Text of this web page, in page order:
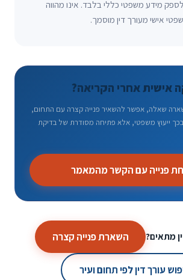
מידע משפטי כללי בלבד. אינו מהווה
אישי מעורך דין מוסמך.
אישית אחרי הקריאה?
שאלה, אפשר להשאיר פנייה קצרה עם התחום,
בכך ייעוץ משפטי, אלא פתיחה מסודרת של בדיקת
פנייה עם הקשר מהמאמר
מתאים? השארת פנייה קצרה
עורך דין לפי תחום ועיר